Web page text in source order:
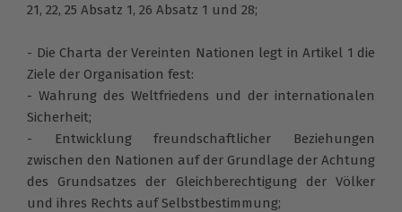
21, 22, 25 Absatz 1, 26 Absatz 1 und 28;
- Die Charta der Vereinten Nationen legt in Artikel 1 die
Ziele der Organisation fest:
- Wahrung des Weltfriedens und der internationalen
Sicherheit;
- Entwicklung freundschaftlicher Beziehungen
zwischen den Nationen auf der Grundlage der Achtung
des Grundsatzes der Gleichberechtigung der Völker
und ihres Rechts auf Selbstbestimmung;